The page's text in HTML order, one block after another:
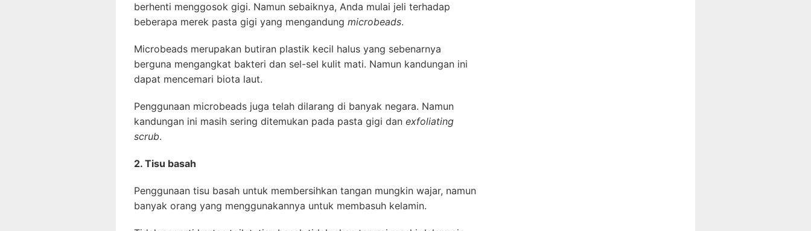
berhenti menggosok gigi. Namun sebaiknya, Anda mulai jeli terhadap
beberapa merek pasta gigi yang mengandung microbeads.
Microbeads merupakan butiran plastik kecil halus yang sebenarnya
berguna mengangkat bakteri dan sel-sel kulit mati. Namun kandungan ini
dapat mencemari biota laut.
Penggunaan microbeads juga telah dilarang di banyak negara. Namun
kandungan ini masih sering ditemukan pada pasta gigi dan exfoliating
scrub.
2. Tisu basah
Penggunaan tisu basah untuk membersihkan tangan mungkin wajar, namun
banyak orang yang menggunakannya untuk membasuh kelamin.